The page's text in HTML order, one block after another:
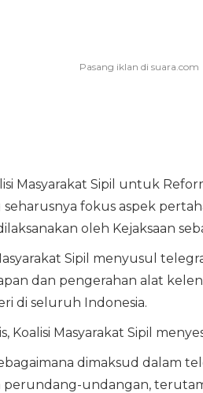
Masyarakat Sipil untuk
fokus aspek
oleh Kejaksaan
Sipil menyusul
dan pengerahan alat
di seluruh Indonesia.
Koalisi Masyarakat Sipil
dimaksud dalam
undangan,